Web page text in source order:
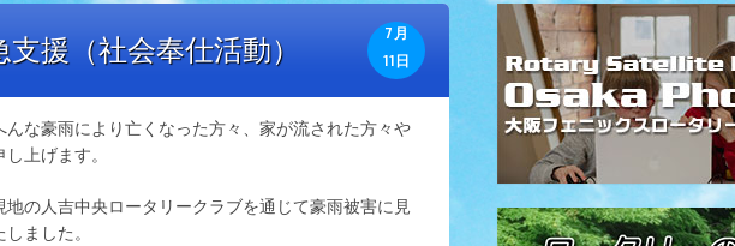
7月
11日
援（社会奉仕活動）
な豪雨により亡くなった方々、家が流された方々や
上げます。
の人吉中央ロータリークラブを通じて豪雨被害に見
ました。